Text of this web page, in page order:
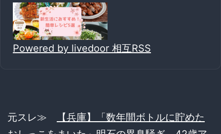
Powered by livedoor 相互RSS
元スレ≫
【兵庫】「数年間ボトルに貯めた